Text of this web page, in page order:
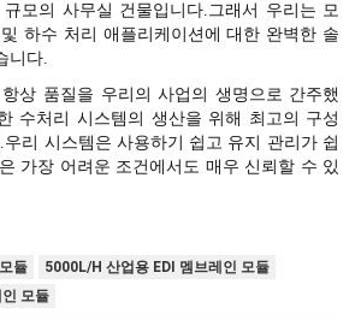
모의 사무실 건물입니다.그래서 우리는 모
하수 처리 애플리케이션에 대한 완벽한 솔
니다.
상 품질을 우리의 사업의 생명으로 간주했
수처리 시스템의 생산을 위해 최고의 구성
리 시스템은 사용하기 쉽고 유지 관리가 쉽
가장 어려운 조건에서도 매우 신뢰할 수 있
듈
5000L/H 산업용 EDI 멤브레인 모듈
모듈